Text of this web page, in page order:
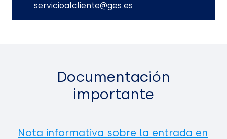
servicioalcliente@ges.es
Documentación
importante
Nota informativa sobre la entrada en